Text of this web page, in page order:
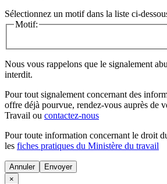
Sélectionnez un motif dans la liste ci-
Motif:
Nous vous rappelons que le signalement
interdit.
Pour tout signalement concernant des
offre déjà pourvue, rendez-vous auprès de
Travail ou contactez-nous
Pour toute information concernant le droit
les fiches pratiques du Ministère du travail
Annuler
×